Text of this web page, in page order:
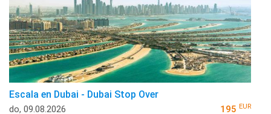
Escala en Dubai - Dubai Stop Over
do, 09.08.2026 195 EUR